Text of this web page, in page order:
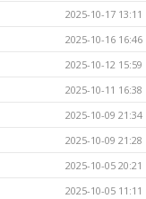
2025-10-17 13:11
2025-10-16 16:46
2025-10-12 15:59
2025-10-11 16:38
2025-10-09 21:34
2025-10-09 21:28
2025-10-05 20:21
2025-10-05 11:11